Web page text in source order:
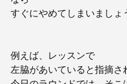
すぐにやめてしまいましょ
例えば、レッスンで
左脇があいていると指摘さ